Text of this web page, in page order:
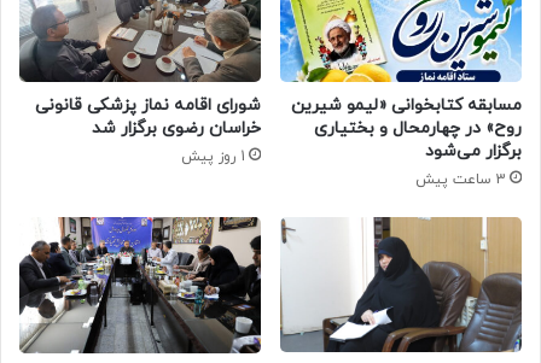
مسابقه کتابخوانی «لیمو شیرین
روح» در چهارمحال و بختیاری
برگزار می‌شود
3 ساعت پیش
شورای اقامه نماز پزشکی قانونی
خراسان رضوی برگزار شد
1 روز پیش